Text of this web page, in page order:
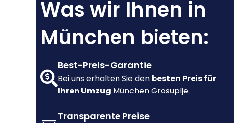
Was wir Ihnen in
München bieten:
Best-Preis-Garantie
Bei uns erhalten Sie den besten Preis für
Ihren Umzug München Grosuplje.
Transparente Preise